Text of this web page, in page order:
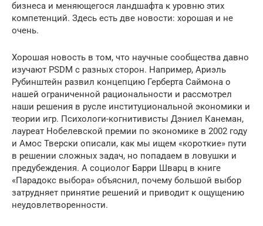
бизнеса и меняющегося ландшафта к уровню этих
компетенций. Здесь есть две новости: хорошая и не
очень.
Хорошая новость в том, что научные сообщества давно
изучают PSDM с разных сторон. Например, Ариэль
Рубинштейн развил концепцию Герберта Саймона о
нашей ограниченной рациональности и рассмотрел
наши решения в русле институциональной экономики и
теории игр. Психологи-когнитивисты Дэниел Канеман,
лауреат Нобелевской премии по экономике в 2002 году
и Амос Тверски описали, как мы ищем «короткие» пути
в решении сложных задач, но попадаем в ловушки и
предубеждения. А социолог Барри Шварц в книге
«Парадокс выбора» объяснил, почему большой выбор
затрудняет принятие решений и приводит к ощущению
неудовлетворенности.